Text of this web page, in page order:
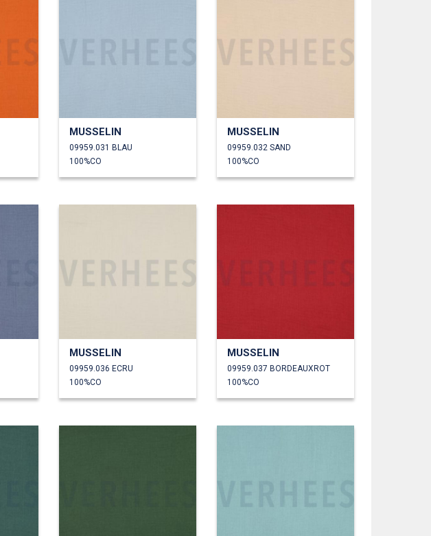
MUSSELIN
09959.031 BLAU
100%CO
MUSSELIN
09959.032 SAND
100%CO
MUSSELIN
09959.036 ECRU
100%CO
MUSSELIN
09959.037 BORDEAUXROT
100%CO